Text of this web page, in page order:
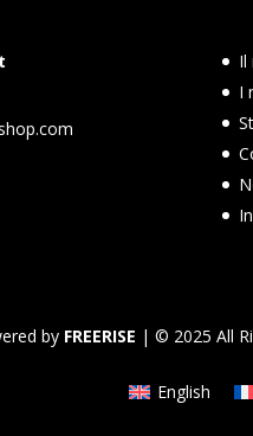
Il
I
by FREERISE | © 2025 All
English